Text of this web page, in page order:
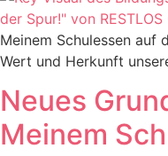
Meinem Schulessen auf
Wert und Herkunft
Neues
Meinem